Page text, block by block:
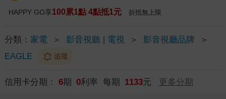
HAPPY GO享100累1點 4點抵1元 折抵無上限
分類： 家電 ＞ 影音視聽 | 電視 ＞ 影音視廳品牌
＞
EAGLE
追蹤
信用卡分期： 6期 0利率 每期 1133元 更多分期